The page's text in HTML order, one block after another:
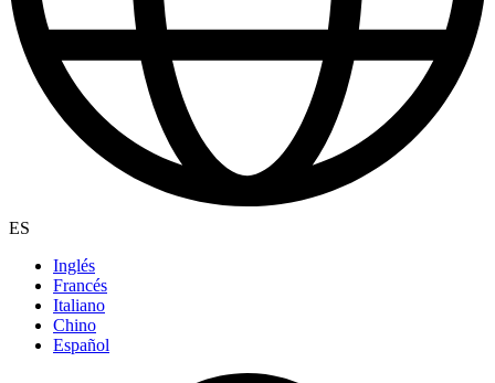
ES
Inglés
Francés
Italiano
Chino
Español